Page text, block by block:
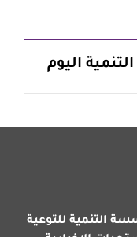
اليوم
التنمية للتوعية